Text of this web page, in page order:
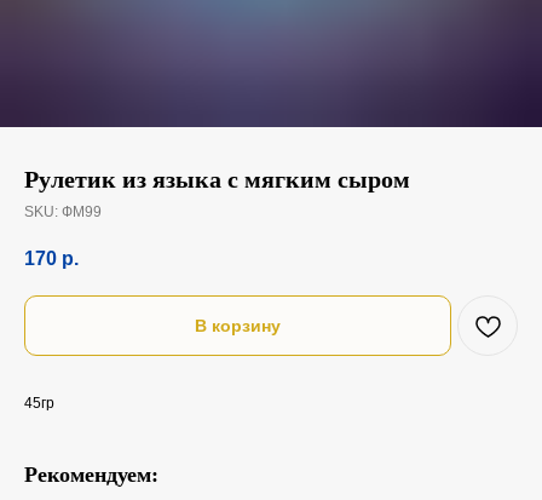
Рулетик из языка с мягким сыром
SKU: ФМ99
170 р.
В корзину
45гр
Рекомендуем: